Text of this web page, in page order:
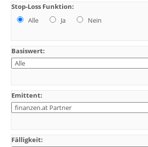
Stop-Loss Funktion:
Alle
Ja Nein
Basiswert:
Emittent:
Fälligkeit: